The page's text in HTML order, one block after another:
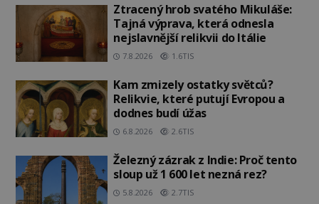
Ztracený hrob svatého Mikuláše:
Tajná výprava, která odnesla
nejslavnější relikvii do Itálie
7.8.2026 1.6TIS
Kam zmizely ostatky světců?
Relikvie, které putují Evropou a
dodnes budí úžas
6.8.2026 2.6TIS
Železný zázrak z Indie: Proč tento
sloup už 1 600 let nezná rez?
5.8.2026 2.7TIS